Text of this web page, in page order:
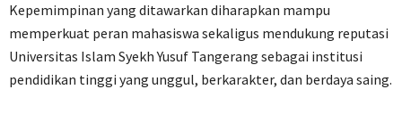
Kepemimpinan yang ditawarkan diharapkan mampu
memperkuat peran mahasiswa sekaligus mendukung reputasi
Universitas Islam Syekh Yusuf Tangerang sebagai institusi
pendidikan tinggi yang unggul, berkarakter, dan berdaya saing.